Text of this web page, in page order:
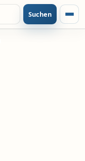
Suchen